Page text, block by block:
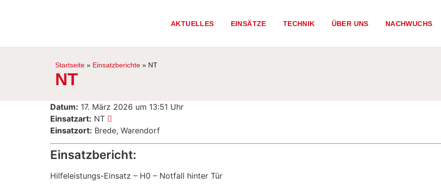
AKTUELLES EINSÄTZE TECHNIK ÜBER UNS NACHWUCHS
Startseite » Einsatzberichte » NT
NT
Datum: 17. März 2026 um 13:51 Uhr
Einsatzart: NT
Einsatzort: Brede, Warendorf
Einsatzbericht:
Hilfeleistungs-Einsatz – H0 – Notfall hinter Tür